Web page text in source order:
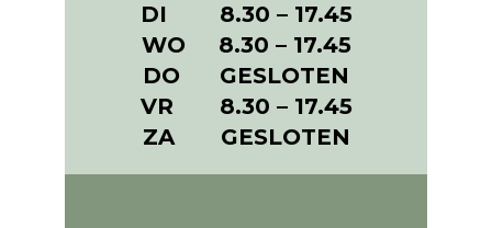
DI 8.30 – 17.45
WO 8.30 – 17.45
DO GESLOTEN
VR 8.30 – 17.45
ZA GESLOTEN